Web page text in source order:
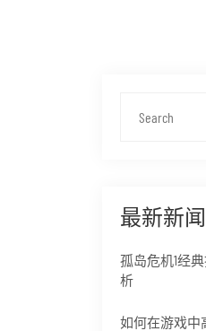
最新新闻
孤岛危机1经
析
如何在游戏中